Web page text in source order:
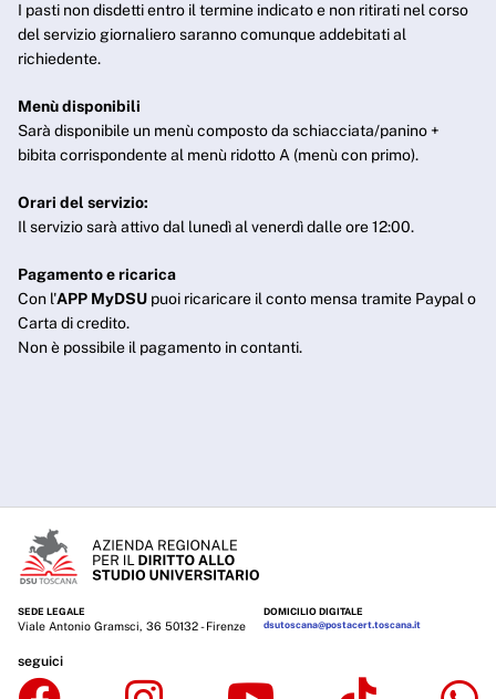
I pasti non disdetti entro il termine indicato e non ritirati nel corso
del servizio giornaliero saranno comunque addebitati al
richiedente.
Menù disponibili
Sarà disponibile un menù composto da schiacciata/panino +
bibita corrispondente al menù ridotto A (menù con primo).
Orari del servizio:
Il servizio sarà attivo dal lunedì al venerdì dalle ore 12:00.
Pagamento e ricarica
Con l'APP MyDSU puoi ricaricare il conto mensa tramite Paypal o
Carta di credito.
Non è possibile il pagamento in contanti.
SEDE LEGALE
Viale Antonio Gramsci, 36 50132 - Firenze
DOMICILIO DIGITALE
dsutoscana@postacert.toscana.it
seguici